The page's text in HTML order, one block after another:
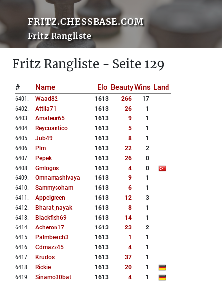
FRITZ.CHESSBASE.COM
Fritz Rangliste
Fritz Rangliste - Seite 129
# Name Elo BeautyWins Land
6401 . Waad82 1613 266
17
6402. Attila71 1613 26
1
6403. Amateur65 1613 9
1
6404. Reycuantico 1613 5
1
6405. Jub49 1613 8
1
6406. Plm 1613 22
2
6407. Pepek 1613 26
0
6408. Gmlogos 1613 4
0
6409. Omnamashivaya 1613 9
1
6410. Sammysoham 1613 6
1
6411 . Appelgreen 1613 12
3
6412. Bharat_nayak 1613 8
1
6413. Blackfish69 1613 14
1
6414. Acheron17 1613 23
2
6415. Palmbeach3 1613 1
1
6416. Cdmazz45 1613 4
1
6417. Krudos 1613 37
1
6418. Rickie 1613 20
1
6419. Sinamo30bat 1613 4
1